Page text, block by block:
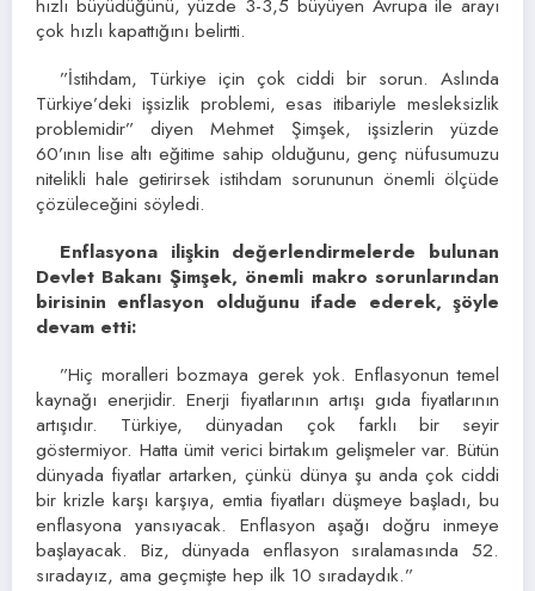
çok hızlı kapattığını belirtti.
”İstihdam, Türkiye için çok ciddi bir sorun. Aslında
Türkiye’deki işsizlik problemi, esas itibariyle mesleksizlik
problemidir” diyen Mehmet Şimşek, işsizlerin yüzde
60’ının lise altı eğitime sahip olduğunu, genç nüfusumuzu
nitelikli hale getirirsek istihdam sorununun önemli ölçüde
çözüleceğini söyledi.
Enflasyona ilişkin değerlendirmelerde bulunan
Devlet Bakanı Şimşek, önemli makro sorunlarından
birisinin enflasyon olduğunu ifade ederek, şöyle
devam etti:
”Hiç moralleri bozmaya gerek yok. Enflasyonun temel
kaynağı enerjidir. Enerji fiyatlarının artışı gıda fiyatlarının
artışıdır. Türkiye, dünyadan çok farklı bir seyir
göstermiyor. Hatta ümit verici birtakım gelişmeler var. Bütün
dünyada fiyatlar artarken, çünkü dünya şu anda çok ciddi
bir krizle karşı karşıya, emtia fiyatları düşmeye başladı, bu
enflasyona yansıyacak. Enflasyon aşağı doğru inmeye
başlayacak. Biz, dünyada enflasyon sıralamasında 52.
sıradayız, ama geçmişte hep ilk 10 sıradaydık.”